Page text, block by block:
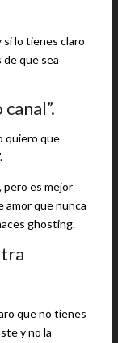
si lo tienes claro
que sea
quiero que
pero es mejor
amor que nunca
ghosting.
que no tienes
y no la